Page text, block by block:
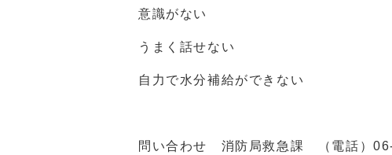
意識がない
うまく話せない
自力で水分補給ができない
問い合わせ 消防局救急課 （電話）